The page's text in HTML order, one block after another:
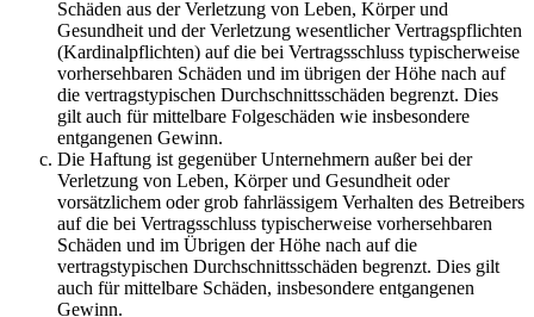
Schäden aus der Verletzung von Leben, Körper und
Gesundheit und der Verletzung wesentlicher Vertragspflichten
(Kardinalpflichten) auf die bei Vertragsschluss typischerweise
vorhersehbaren Schäden und im übrigen der Höhe nach auf
die vertragstypischen Durchschnittsschäden begrenzt. Dies
gilt auch für mittelbare Folgeschäden wie insbesondere
entgangenen Gewinn.
Die Haftung ist gegenüber Unternehmern außer bei der
Verletzung von Leben, Körper und Gesundheit oder
vorsätzlichem oder grob fahrlässigem Verhalten des Betreibers
auf die bei Vertragsschluss typischerweise vorhersehbaren
Schäden und im Übrigen der Höhe nach auf die
vertragstypischen Durchschnittsschäden begrenzt. Dies gilt
auch für mittelbare Schäden, insbesondere entgangenen
Gewinn.